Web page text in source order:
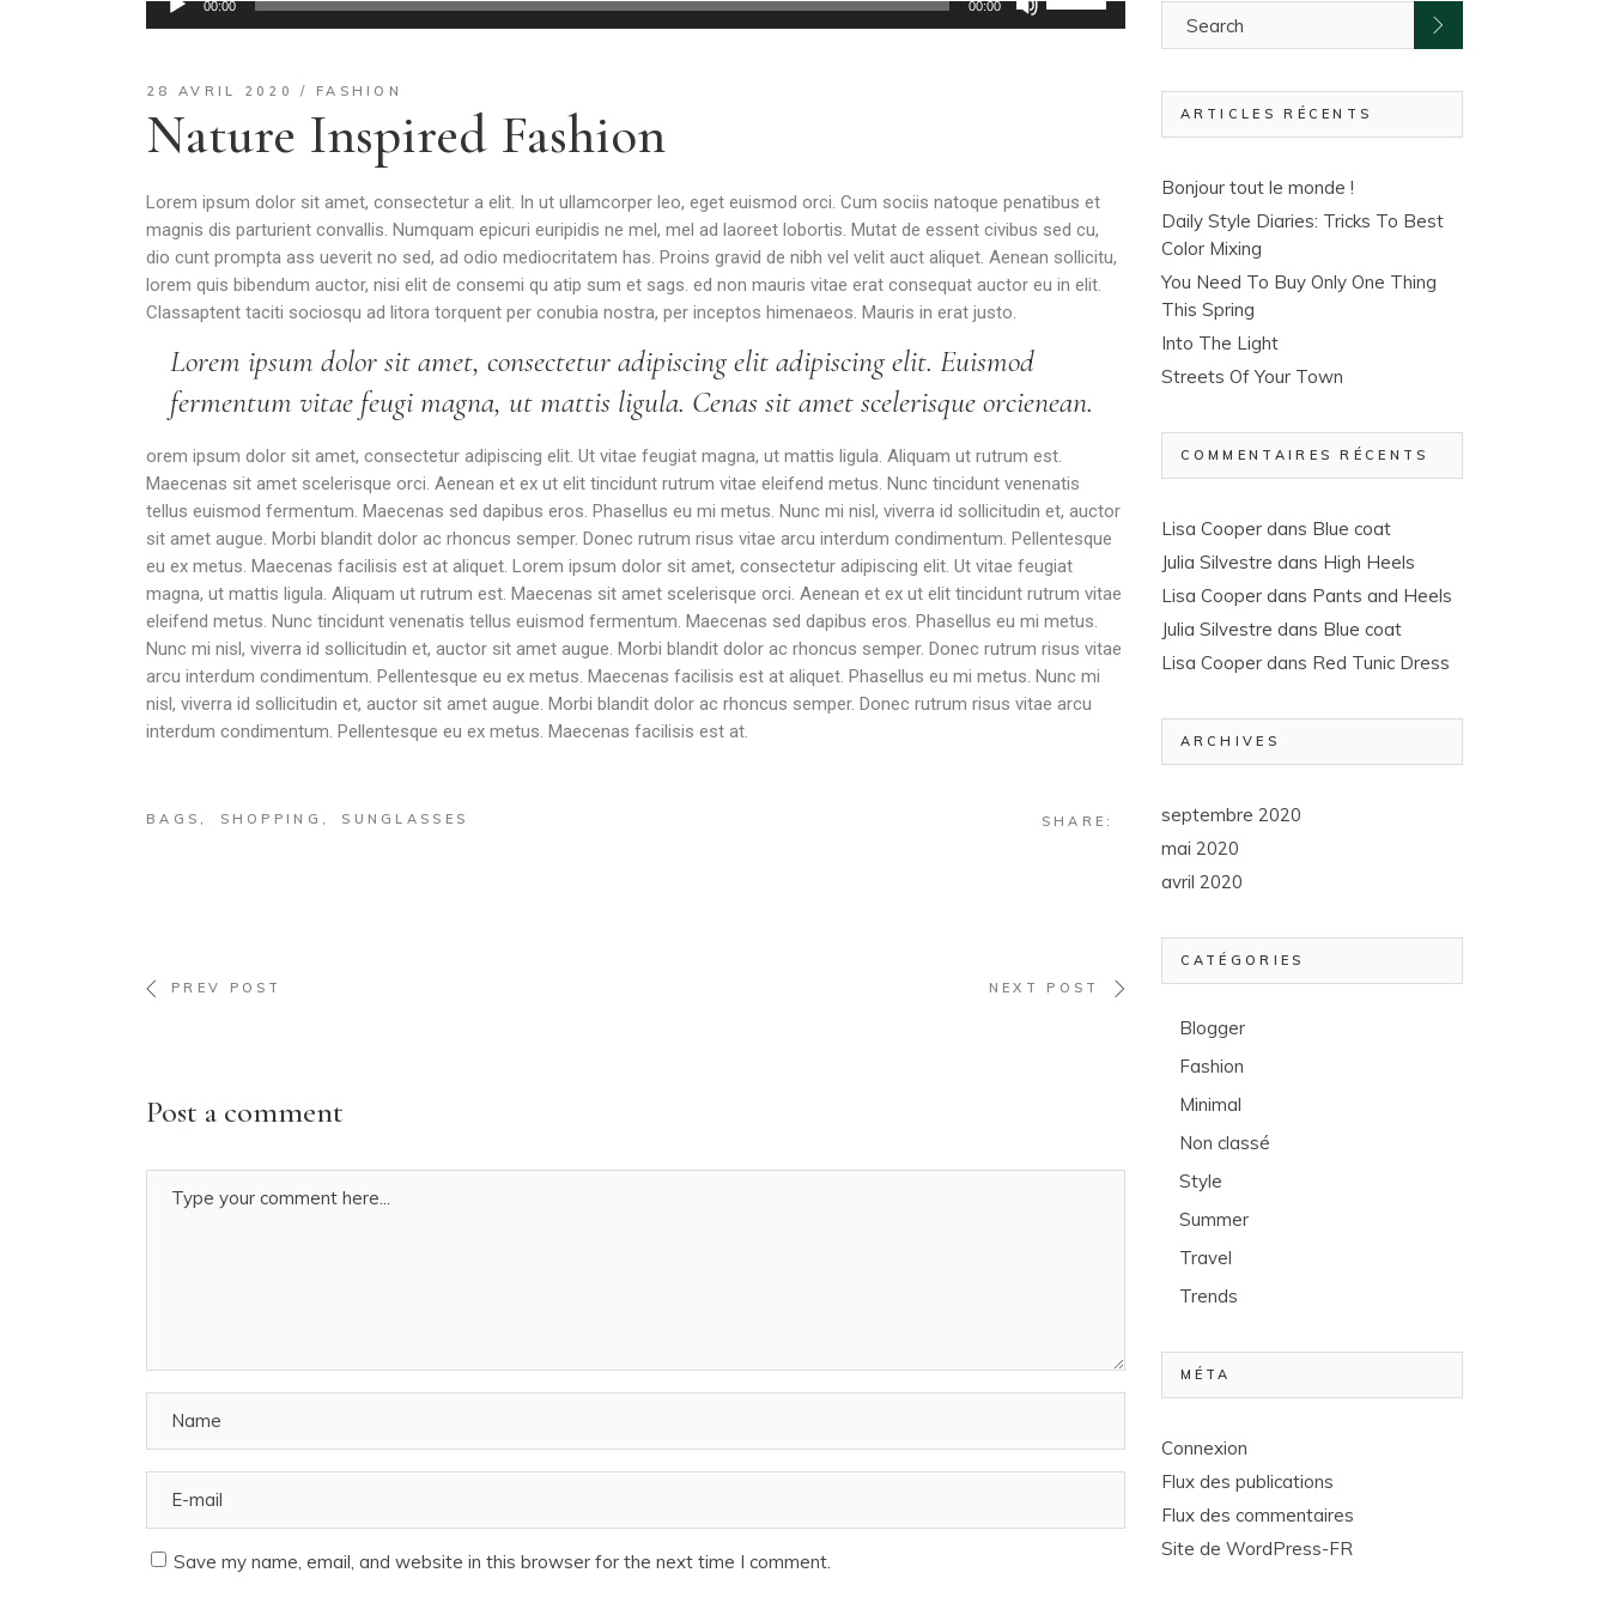
audio
00:00 00:00
le
volume.
28 AVRIL 2020 FASHION
Nature Inspired Fashion
Lorem ipsum dolor sit amet, consectetur a elit. In ut ullamcorper leo, eget euismod orci. Cum sociis natoque penatibus et
magnis dis parturient convallis. Numquam epicuri euripidis ne mel, mel ad laoreet lobortis. Mutat de essent civibus sed cu,
dio cunt prompta ass ueverit no sed, ad odio mediocritatem has. Proins gravid de nibh vel velit auct aliquet. Aenean sollicitu,
lorem quis bibendum auctor, nisi elit de consemi qu atip sum et sags. ed non mauris vitae erat consequat auctor eu in elit.
Classaptent taciti sociosqu ad litora torquent per conubia nostra, per inceptos himenaeos. Mauris in erat justo.
Lorem ipsum dolor sit amet, consectetur adipiscing elit adipiscing elit. Euismod
fermentum vitae feugi magna, ut mattis ligula. Cenas sit amet scelerisque orcienean.
orem ipsum dolor sit amet, consectetur adipiscing elit. Ut vitae feugiat magna, ut mattis ligula. Aliquam ut rutrum est.
Maecenas sit amet scelerisque orci. Aenean et ex ut elit tincidunt rutrum vitae eleifend metus. Nunc tincidunt venenatis
tellus euismod fermentum. Maecenas sed dapibus eros. Phasellus eu mi metus. Nunc mi nisl, viverra id sollicitudin et, auctor
sit amet augue. Morbi blandit dolor ac rhoncus semper. Donec rutrum risus vitae arcu interdum condimentum. Pellentesque
eu ex metus. Maecenas facilisis est at aliquet. Lorem ipsum dolor sit amet, consectetur adipiscing elit. Ut vitae feugiat
magna, ut mattis ligula. Aliquam ut rutrum est. Maecenas sit amet scelerisque orci. Aenean et ex ut elit tincidunt rutrum vitae
eleifend metus. Nunc tincidunt venenatis tellus euismod fermentum. Maecenas sed dapibus eros. Phasellus eu mi metus.
Nunc mi nisl, viverra id sollicitudin et, auctor sit amet augue. Morbi blandit dolor ac rhoncus semper. Donec rutrum risus vitae
arcu interdum condimentum. Pellentesque eu ex metus. Maecenas facilisis est at aliquet. Phasellus eu mi metus. Nunc mi
nisl, viverra id sollicitudin et, auctor sit amet augue. Morbi blandit dolor ac rhoncus semper. Donec rutrum risus vitae arcu
interdum condimentum. Pellentesque eu ex metus. Maecenas facilisis est at.
BAGS SHOPPING SUNGLASSES SHARE:
PREV POST NEXT POST
Post a comment
Save my name, email, and website in this browser for the next time I comment.
ARTICLES RÉCENTS
Bonjour tout le monde !
Daily Style Diaries: Tricks To Best
Color Mixing
You Need To Buy Only One Thing
This Spring
Into The Light
Streets Of Your Town
COMMENTAIRES RÉCENTS
Lisa Cooperdans Blue coat
Julia Silvestre dans High Heels
Lisa Cooperdans Pants and Heels
Julia Silvestre dans Blue coat
Lisa Cooperdans Red Tunic Dress
ARCHIVES
septembre 2020
mai 2020
avril 2020
CATÉGORIES
Blogger
Fashion
Minimal
Non classé
Style
Summer
Travel
Trends
MÉTA
Connexion
Flux des publications
Flux des commentaires
Site de WordPress-FR